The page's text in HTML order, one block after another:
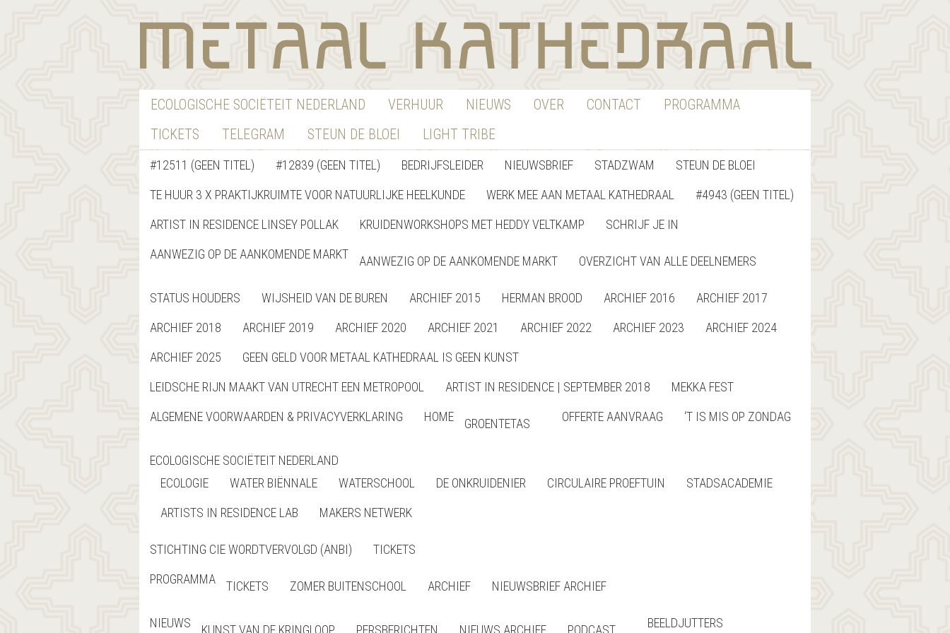
ECOLOGISCHE SOCIËTEIT NEDERLAND VERHUUR NIEUWS OVER CONTACT
PROGRAMMA
TICKETS
TELEGRAM STEUN DE BLOEI LIGHT TRIBE
#12511 (GEEN TITEL) #12839 (GEEN TITEL) BEDRIJFSLEIDER NIEUWSBRIEF STADZWAM
STEUN DE BLOEI
TE HUUR 3 X PRAKTIJKRUIMTE VOOR NATUURLIJKE HEELKUNDE
WERK MEE AAN METAAL KATHEDRAAL
#4943 (GEEN TITEL)
ARTIST IN RESIDENCE LINSEY POLLAK
KRUIDENWORKSHOPS MET HEDDY VELTKAMP
SCHRIJF JE IN
AANWEZIG OP DE AANKOMENDE MARKT
AANWEZIG OP DE AANKOMENDE MARKT OVERZICHT VAN ALLE DEELNEMERS
STATUS HOUDERS WIJSHEID VAN DE BUREN ARCHIEF 2015 HERMAN BROOD ARCHIEF 2016
ARCHIEF 2017
ARCHIEF 2018
ARCHIEF 2019 ARCHIEF 2020 ARCHIEF 2021 ARCHIEF 2022 ARCHIEF 2023
ARCHIEF 2024
ARCHIEF 2025
GEEN GELD VOOR METAAL KATHEDRAAL IS GEEN KUNST
LEIDSCHE RIJN MAAKT VAN UTRECHT EEN METROPOOL
ARTIST IN RESIDENCE | SEPTEMBER 2018
MEKKA FEST
ALGEMENE VOORWAARDEN & PRIVACYVERKLARING
HOME GROENTETAS OFFERTE AANVRAAG ‘T IS MIS OP ZONDAG
ECOLOGISCHE SOCIËTEIT NEDERLAND
ECOLOGIE
WATER BIËNNALE WATERSCHOOL DE ONKRUIDENIER CIRCULAIRE PROEFTUIN
STADSACADEMIE
ARTISTS IN RESIDENCE LAB
MAKERS NETWERK
STICHTING CIE WORDTVERVOLGD (ANBI)
TICKETS
PROGRAMMA
TICKETS ZOMER BUITENSCHOOL ARCHIEF NIEUWSBRIEF ARCHIEF
NIEUWS KUNST VAN DE KRINGLOOP PERSBERICHTEN NIEUWS ARCHIEF PODCAST BEELDJUTTERS